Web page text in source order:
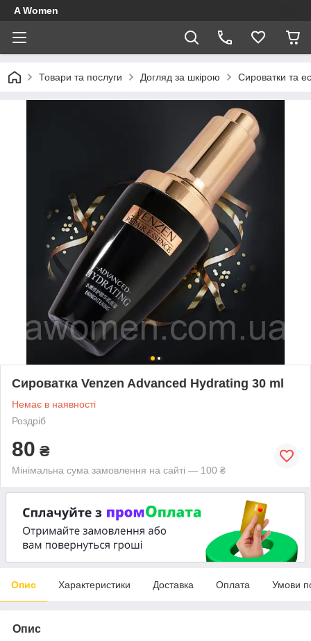
A Women
Товари та послуги Догляд за шкірою Сироватки та
Сироватка Venzen Advanced Hydrating 30 ml
Немає в наявності
Роздріб
80 ₴
Мінімальна сума замовлення на сайті — 100 ₴
Опис Характеристики Доставка Оплата Умови
Опис